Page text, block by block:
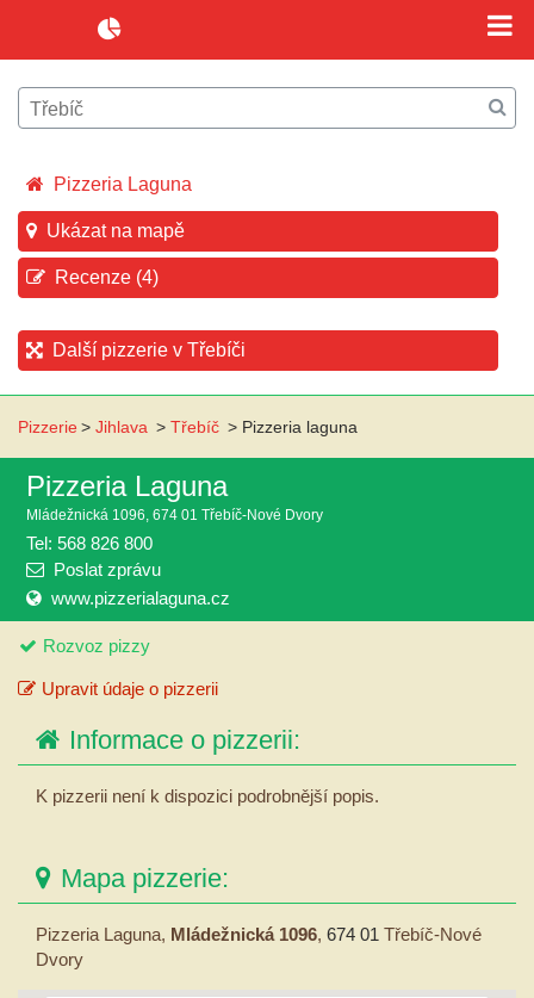
Pizzeria Laguna
Ukázat na mapě
Recenze (4)
Další pizzerie v Třebíči
Pizzerie> Jihlava > Třebíč > Pizzeria laguna
Pizzeria Laguna
Mládežnická 1096, 674 01 Třebíč-Nové Dvory
Tel: 568 826 800
Poslat zprávu
www.pizzerialaguna.cz
Rozvoz pizzy
Upravit údaje o pizzerii
Informace o pizzerii:
K pizzerii není k dispozici podrobnější popis.
Mapa pizzerie:
Pizzeria Laguna, Mládežnická 1096, 674 01 Třebíč-Nové
Dvory